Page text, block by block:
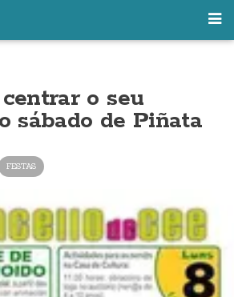
o seu
sábado de Piñata
FESTAS